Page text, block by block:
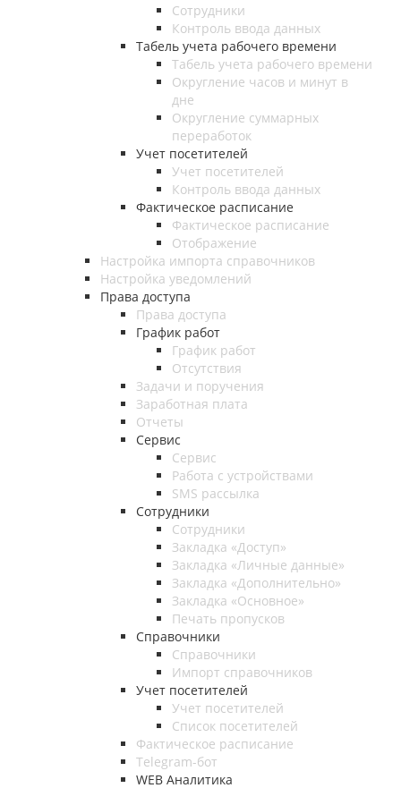
Сотрудники
Контроль ввода данных
Табель учета рабочего времени
Табель учета рабочего времени
Округление часов и минут в
дне
Округление суммарных
переработок
Учет посетителей
Учет посетителей
Контроль ввода данных
Фактическое расписание
Фактическое расписание
Отображение
Настройка импорта справочников
Настройка уведомлений
Права доступа
Права доступа
График работ
График работ
Отсутствия
Задачи и поручения
Заработная плата
Отчеты
Сервис
Сервис
Работа с устройствами
SMS рассылка
Сотрудники
Сотрудники
Закладка «Доступ»
Закладка «Личные данные»
Закладка «Дополнительно»
Закладка «Основное»
Печать пропусков
Справочники
Справочники
Импорт справочников
Учет посетителей
Учет посетителей
Список посетителей
Фактическое расписание
Telegram-бот
WEB Аналитика